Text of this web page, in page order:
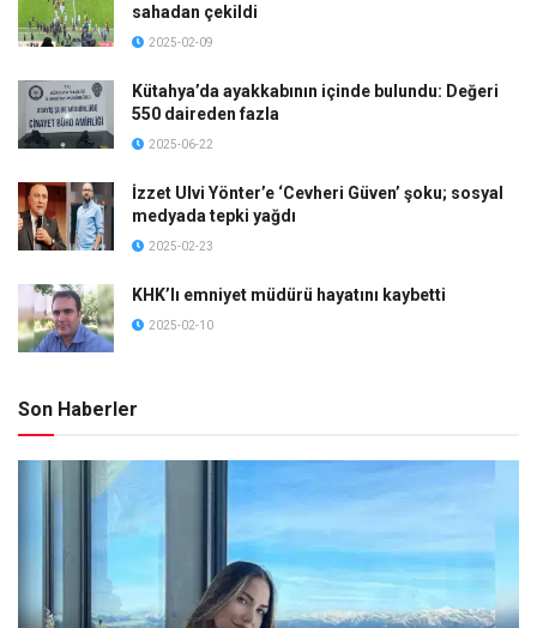
sahadan çekildi
2025-02-09
Kütahya’da ayakkabının içinde bulundu: Değeri
550 daireden fazla
2025-06-22
İzzet Ulvi Yönter’e ‘Cevheri Güven’ şoku; sosyal
medyada tepki yağdı
2025-02-23
KHK’lı emniyet müdürü hayatını kaybetti
2025-02-10
Son Haberler